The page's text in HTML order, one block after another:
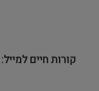
קורות חיים למייל